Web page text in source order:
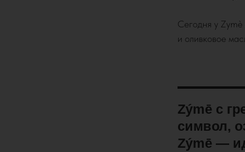
Сегодня у
и оливковое
Zýmē с
символ,
Zýmē —